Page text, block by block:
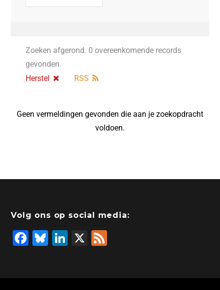
Zoeken afgerond. 0 overeenkomende records
gevonden.
Herstel
RSS
Geen vermeldingen gevonden die aan je zoekopdracht
voldoen.
Volg ons op social media:
F
Bl
Li
X